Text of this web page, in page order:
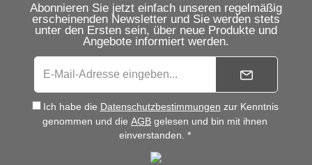
Abonnieren Sie jetzt einfach unseren regelmäßig
erscheinenden Newsletter und Sie werden stets
unter den Ersten sein, über neue Produkte und
Angebote informiert werden.
Ich habe die Datenschutzbestimmungen zur Kenntnis
genommen und die AGB gelesen und bin mit ihnen
einverstanden. *